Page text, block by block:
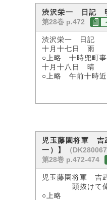
渋沢栄一 日記
第28巻 p.472
渋沢栄一 日
十月十七日 雨
○上略 十時兜町事
十月十八日 晴
○上略 午前十時近
児玉藤園将軍
一）】
（
第28巻 p.472-474
児玉藤園将軍
頭抜けて偉か
○上略